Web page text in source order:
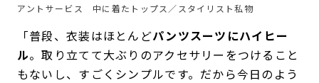
アントサービス 中に着たトップス／スタイリスト私物
「普段、衣装はほとんどパンツスーツにハイヒー
ル。取り立てて大ぶりのアクセサリーをつけること
もないし、すごくシンプルです。だから今日のよう